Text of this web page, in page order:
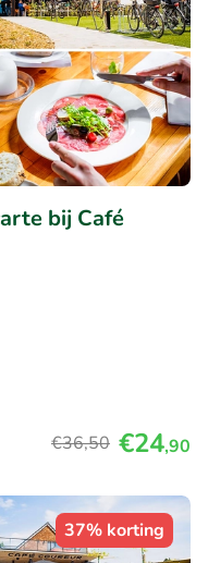
bij Café
€36,50 €24,90
37% korting